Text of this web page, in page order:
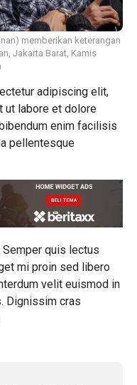
memberikan keterangan
Jakarta Barat, Kamis
adipiscing elit,
ut labore et dolore
enim facilisis
pellentesque
quis lectus
mi proin sed libero
velit euismod in
Dignissim cras